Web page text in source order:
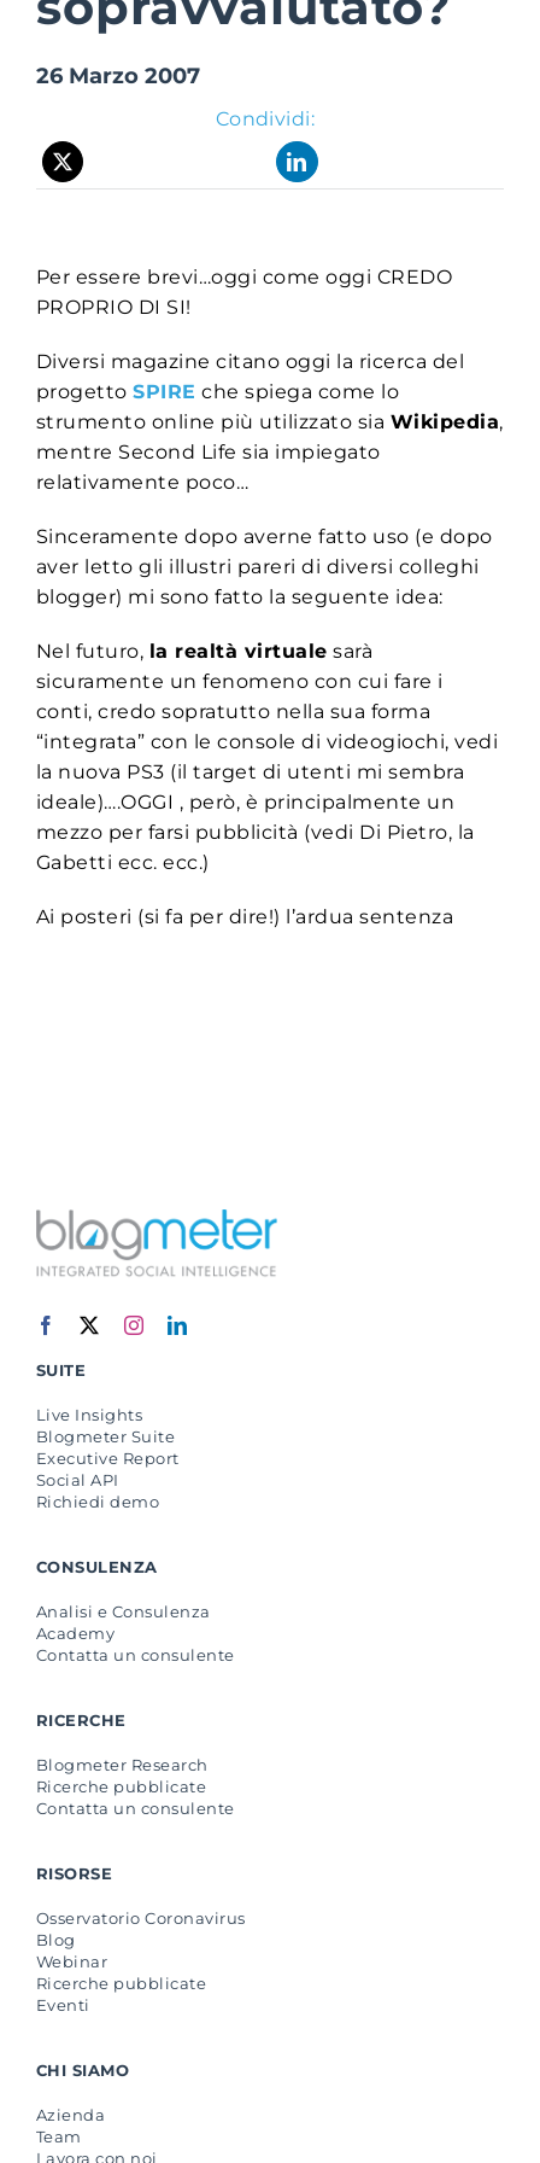
Suite Login
26 Marzo 2007
Condividi:
Per essere brevi…oggi come oggi CREDO
PROPRIO DI SI!
Diversi magazine citano oggi la ricerca del
progettoSPIRE che spiega come lo
strumento online più utilizzato sia Wikipedia,
mentre Second Life sia impiegato
relativamente poco…
Sinceramente dopo averne fatto uso (e dopo
aver letto gli illustri pareri di diversi colleghi
blogger) mi sono fatto la seguente idea:
Nel futuro, la realtà virtuale sarà
sicuramente un fenomeno con cui fare i
conti, credo sopratutto nella sua forma
“integrata” con le console di videogiochi, vedi
la nuova PS3 (il target di utenti mi sembra
ideale)….OGGI , però, è principalmente un
mezzo per farsi pubblicità (vedi Di Pietro, la
Gabetti ecc. ecc.)
Ai posteri (si fa per dire!) l’ardua sentenza
SUITE
Live Insights
Blogmeter Suite
Executive Report
Social API
Richiedi demo
CONSULENZA
Analisi e Consulenza
Academy
Contatta un consulente
RICERCHE
Blogmeter Research
Ricerche pubblicate
Contatta un consulente
RISORSE
Osservatorio Coronavirus
Blog
Webinar
Ricerche pubblicate
Eventi
CHI SIAMO
Azienda
Team
Lavora con noi